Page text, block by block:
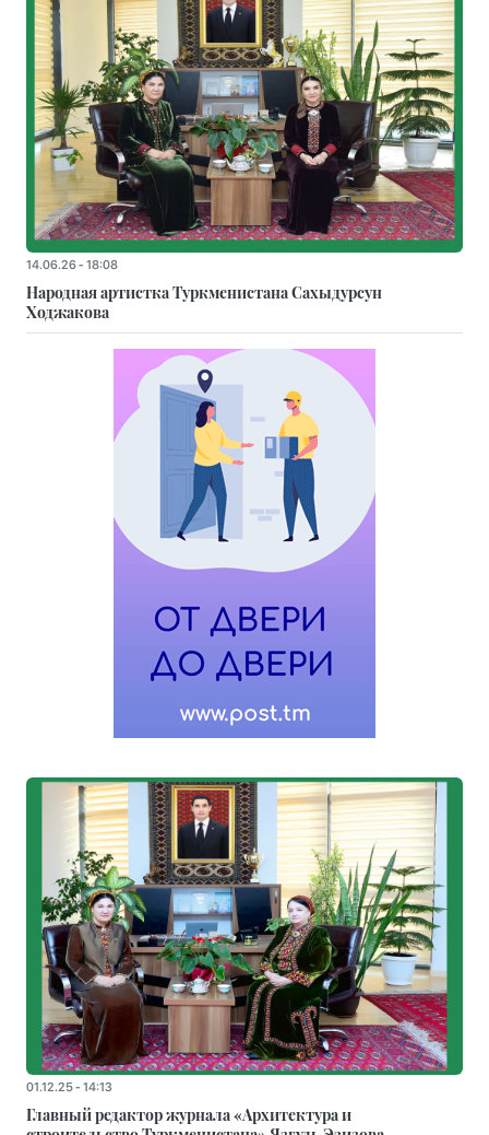
14.06.26 - 18:08
Народная артистка Туркменистана Сахыдурсун
Ходжакова
01.12.25 - 14:13
Главный редактор журнала «Архитектура и